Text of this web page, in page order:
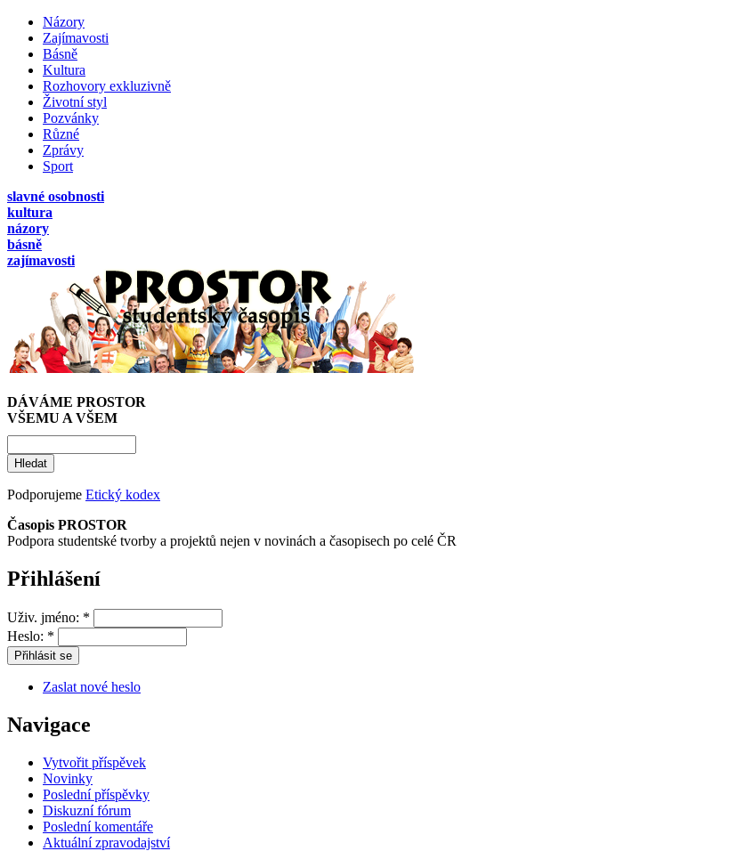
Názory
Zajímavosti
Básně
Kultura
Rozhovory exkluzivně
Životní styl
Pozvánky
Různé
Zprávy
Sport
slavné osobnosti
kultura
názory
básně
zajímavosti
DÁVÁME PROSTOR
VŠEMU A VŠEM
Podporujeme Etický kodex
Časopis PROSTOR
Podpora studentské tvorby a projektů nejen v novinách a časopisech po celé ČR
Přihlášení
Uživ. jméno: *
Heslo: *
Zaslat nové heslo
Navigace
Vytvořit příspěvek
Novinky
Poslední příspěvky
Diskuzní fórum
Poslední komentáře
Aktuální zpravodajství